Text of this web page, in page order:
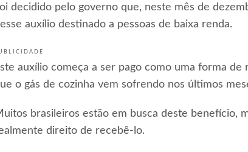
decidido pelo governo que, neste mês de
auxílio destinado a pessoas de baixa renda.
auxílio começa a ser pago como uma forma
o gás de cozinha vem sofrendo nos últimos
brasileiros estão em busca deste benefício,
direito de recebê-lo.